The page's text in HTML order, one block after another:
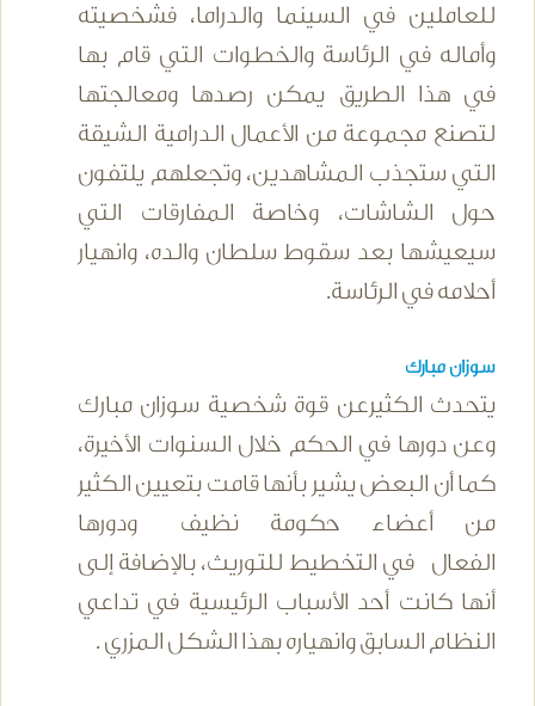
للعاملين في السينما والدراما، فشخصيته
وأماله في الرئاسة والخطوات التي قام بها
في هذا الطريق يمكن رصدها ومعالجتها
لتصنع مجموعة من الأعمال الدرامية الشيقة
التي ستجذب المشاهدين، وتجعلهم يلتفون
حول الشاشات، وخاصة المفارقات التي
سيعيشها بعد سقوط سلطان والده، وانهيار
أحلامه في الرئاسة.
سوزان مبارك
يتحدث الكثيرعن قوة شخصية سوزان مبارك
وعن دورها في الحكم خلال السنوات الأخيرة،
كما أن البعض يشير بأنها قامت بتعيين الكثير
من أعضاء حكومة نظيف ودورها
الفعال في التخطيط للتوريث، بالإضافة إلى
أنها كانت أحد الأسباب الرئيسية في تداعي
النظام السابق وانهياره بهذا الشكل المزري .